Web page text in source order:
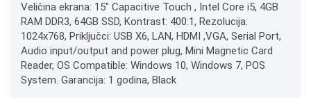
Veličina ekrana: 15" Capacitive Touch , Intel Core i5, 4GB
RAM DDR3, 64GB SSD, Kontrast: 400:1, Rezolucija:
1024x768, Priključci: USB X6, LAN, HDMI ,VGA, Serial Port,
Audio input/output and power plug, Mini Magnetic Card
Reader, OS Compatible: Windows 10, Windows 7, POS
System. Garancija: 1 godina, Black